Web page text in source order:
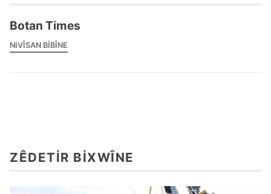
Botan Times
NIVÎSAN BIBÎNE
ZÊDETIR BIXWÎNE